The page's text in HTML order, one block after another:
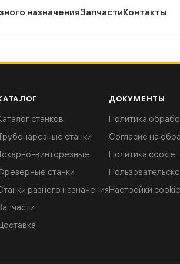
назначенияЗапчастиКонтакты
станков
станки
винторезные
станки
разного назначения
ДОКУМЕНТЫ
Политика
Согласие на
Политика cookie
Настройки cookie